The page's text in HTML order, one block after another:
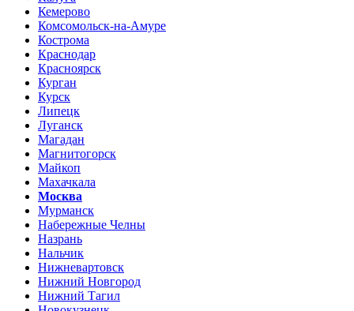
Кемерово
Комсомольск-на-Амуре
Кострома
Краснодар
Красноярск
Курган
Курск
Липецк
Луганск
Магадан
Магнитогорск
Майкоп
Махачкала
Москва
Мурманск
Набережные Челны
Назрань
Нальчик
Нижневартовск
Нижний Новгород
Нижний Тагил